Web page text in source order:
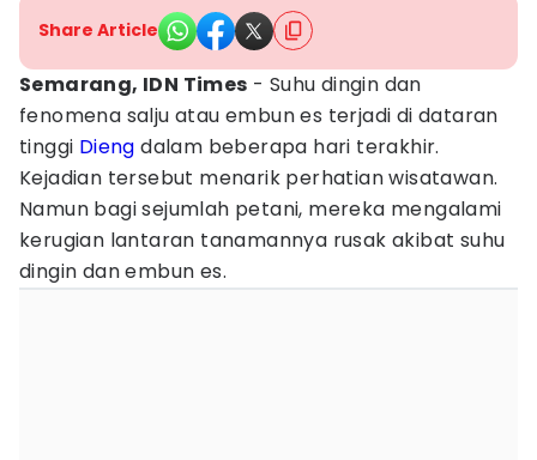
Share Article
Semarang, IDN Times - Suhu dingin dan
fenomena salju atau embun es terjadi di dataran
tinggi Dieng dalam beberapa hari terakhir.
Kejadian tersebut menarik perhatian wisatawan.
Namun bagi sejumlah petani, mereka mengalami
kerugian lantaran tanamannya rusak akibat suhu
dingin dan embun es.